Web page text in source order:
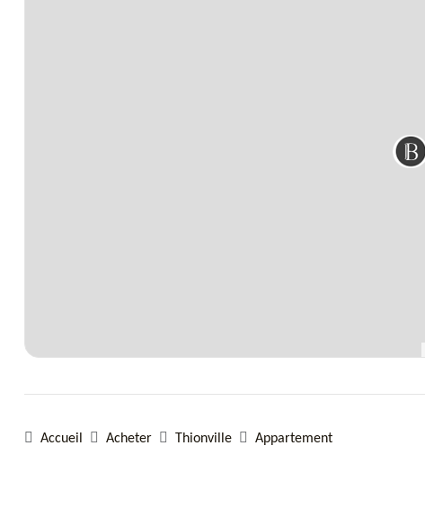
Accueil Acheter Thionville Appartement